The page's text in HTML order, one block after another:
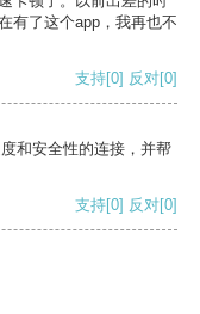
有了这个app，我再也不
支持[0] 反对[0]
和安全性的连接，并帮
支持[0] 反对[0]